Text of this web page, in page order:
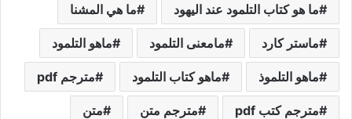
ما هو كتاب التلمود عند اليهود ما هي المشنا
ماستر كارد مامعنى التلمود ماهو التلمود
ماهو التلموذ ماهو كتاب التلمود مترجم pdf
مترجم كتب pdf مترجم متن متن